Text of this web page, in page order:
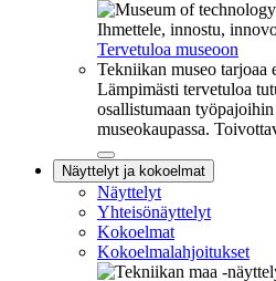
Ihmettele, innostu,
Tervetuloa museoon
Tekniikan museo tarjoaa
Lämpimästi tervetuloa
osallistumaan
museokaupassa.
Sulje
alavalikko
Näyttelyt ja kokoelmat
Näyttelyt
Yhteisönäyttelyt
Kokoelmat
Kokoelmalahjoitukset